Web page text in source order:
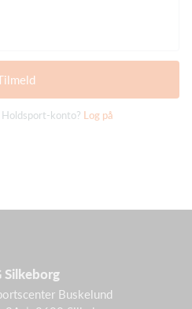
Holdsport-konto? Log på
Silkeborg
Buskelund